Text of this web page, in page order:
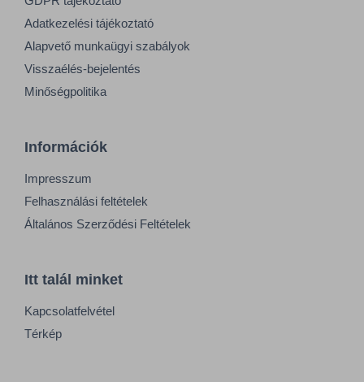
Adatkezelési tájékoztató
Alapvető munkaügyi szabályok
Visszaélés-bejelentés
Minőségpolitika
Információk
Impresszum
Felhasználási feltételek
Általános Szerződési Feltételek
Itt talál minket
Kapcsolatfelvétel
Térkép